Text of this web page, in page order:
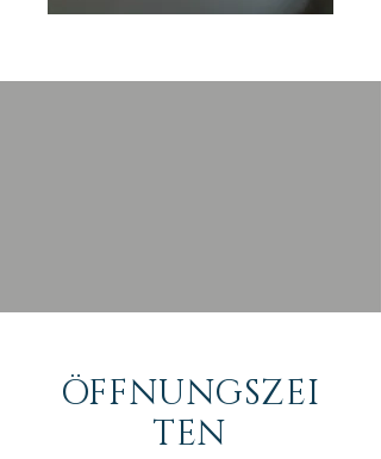
ÖFFNUNGSZEI
TEN